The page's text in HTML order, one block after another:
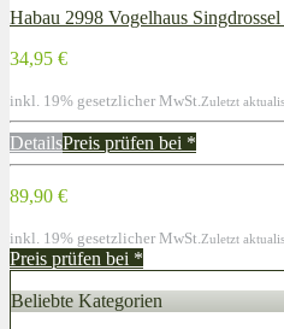
Habau 2998 Vogelhaus
34,95 €
inkl. 19% gesetzlicher MwSt. Zuletzt
DetailsPreis prüfen bei *
89,90 €
inkl. 19% gesetzlicher MwSt. Zuletzt
Preis prüfen bei *
Beliebte Kategorien